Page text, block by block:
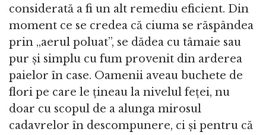
considerată a fi un alt remediu eficient. Din
moment ce se credea că ciuma se răspândea
prin „aerul poluat”, se dădea cu tâmaie sau
pur și simplu cu fum provenit din arderea
paielor în case. Oamenii aveau buchete de
flori pe care le țineau la nivelul feței, nu
doar cu scopul de a alunga mirosul
cadavrelor în descompunere, ci și pentru că